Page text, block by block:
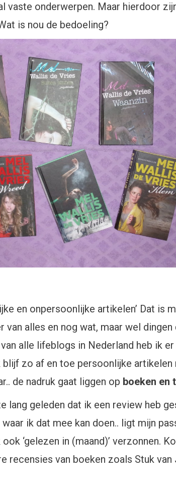
vaste onderwerpen. Maar hierdoor
is nou de bedoeling?
en onpersoonlijke artikelen’ Dat is
van alles en nog wat, maar wel
alle lifeblogs in Nederland heb ik
zo af en toe persoonlijke artikelen
de nadruk gaat liggen op boeken en
lang geleden dat ik een review heb
ik dat mee kan doen.. ligt mijn
‘gelezen in (maand)’ verzonnen.
recensies van boeken zoals Stuk